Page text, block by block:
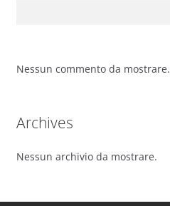
Nessun commento da mostrare.
Archives
Nessun archivio da mostrare.